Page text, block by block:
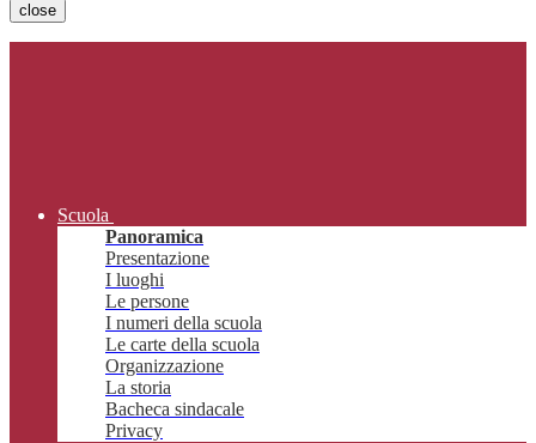
close
Scuola
Panoramica
Presentazione
I luoghi
Le persone
I numeri della scuola
Le carte della scuola
Organizzazione
La storia
Bacheca sindacale
Privacy